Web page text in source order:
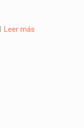
Leer más